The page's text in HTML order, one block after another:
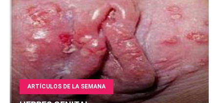
ARTÍCULOS DE LA SEMANA